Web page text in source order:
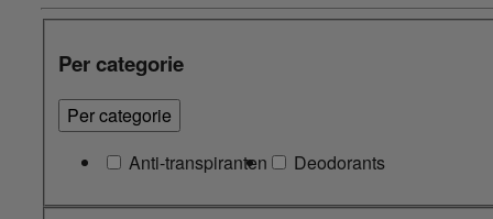
Per categorie
Per categorie
Anti-transpiranten
Deodorants